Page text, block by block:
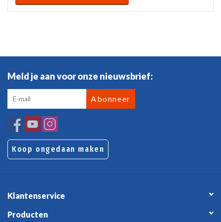
Meld je aan voor onze nieuwsbrief:
Abonneer
Koop ongedaan maken
Klantenservice
Producten